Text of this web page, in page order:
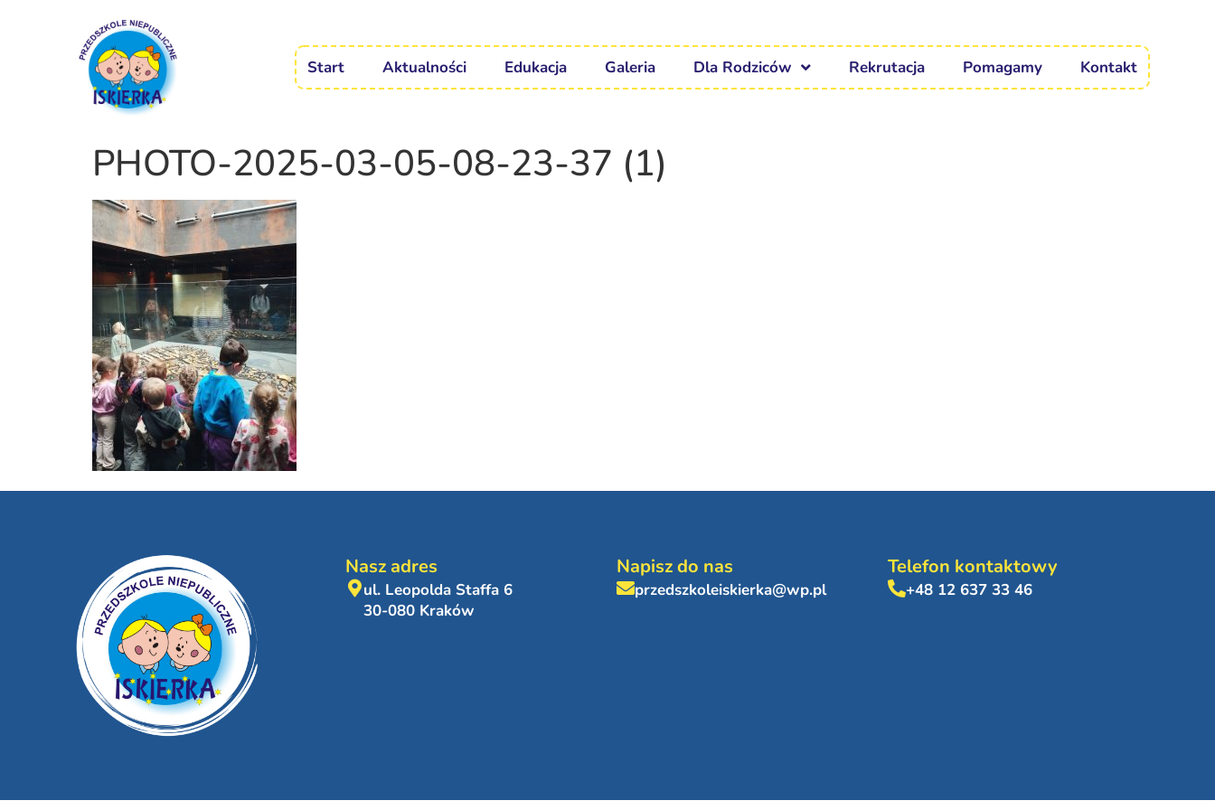
Start Aktualności Edukacja Galeria Dla Rodziców Rekrutacja Pomagamy Kontakt
PHOTO-2025-03-05-08-23-37 (1)
Nasz adres
ul. Leopolda Staffa 6
30-080 Kraków
Napisz do nas
przedszkoleiskierka@wp.pl
Telefon kontaktowy
+48 12 637 33 46